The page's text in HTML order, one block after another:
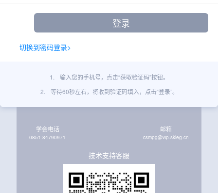
切换到密码登录>
1.
输入您的手机号，点击“获取验证码”按钮。
2.
等待60秒左右，将收到验证码填入，点击“登录”。
学会电话
0851-84790971
邮箱
csmpg@vip.skleg.cn
技术支持客服